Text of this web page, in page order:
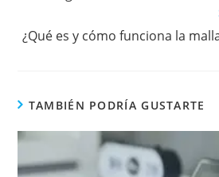
¿Qué es y cómo funciona la
TAMBIÉN PODRÍA GUSTARTE